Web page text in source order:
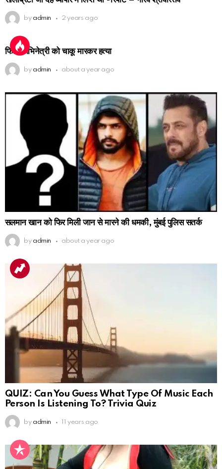
by admin 2 years ago
फिल्म अभिनेत्री को चाकू मारकर हत्या
by admin about a year ago
सलमान खान को फिर मिली जान से मारने की धमकी, मुंबई पुलिस सतर्क
by admin about a year ago
QUIZ: Can You Guess What Type Of Music Each
Person Is Listening To? Trivia Quiz
by admin 11 years ago